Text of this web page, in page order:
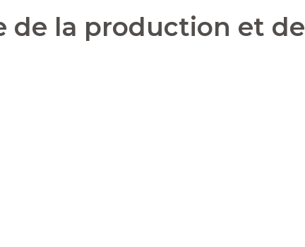
de la production et de